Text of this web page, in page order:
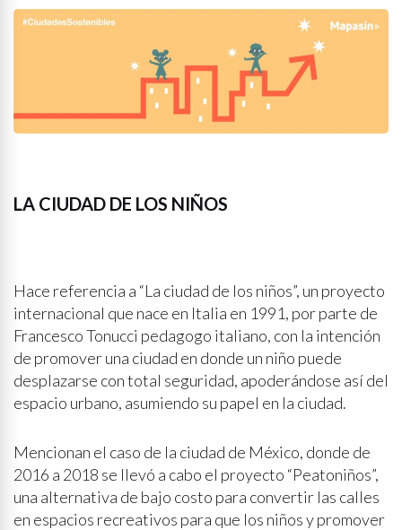
LA CIUDAD DE LOS NIÑOS
Hace referencia a “La ciudad de los niños”, un proyecto
internacional que nace en Italia en 1991, por parte de
Francesco Tonucci pedagogo italiano, con la intención
de promover una ciudad en donde un niño puede
desplazarse con total seguridad, apoderándose así del
espacio urbano, asumiendo su papel en la ciudad.
Mencionan el caso de la ciudad de México, donde de
2016 a 2018 se llevó a cabo el proyecto “Peatoniños”,
una alternativa de bajo costo para convertir las calles
en espacios recreativos para que los niños y promover